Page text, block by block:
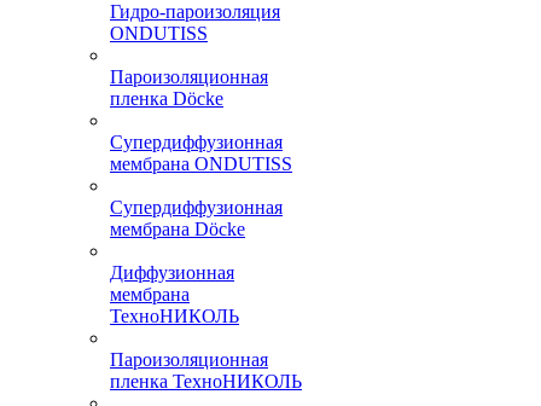
Гидро-пароизоляция
ONDUTISS
Пароизоляционная
пленка Döcke
Супердиффузионная
мембрана ONDUTISS
Супердиффузионная
мембрана Döcke
Диффузионная
мембрана
ТехноНИКОЛЬ
Пароизоляционная
пленка ТехноНИКОЛЬ